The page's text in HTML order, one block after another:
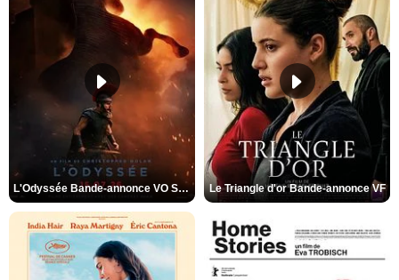
L'Odyssée Bande-annonce VO STFR Le Triangle d'or Bande-annonce VF